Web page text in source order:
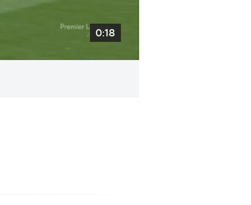
0:18